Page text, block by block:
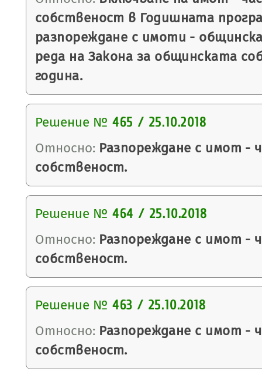
собственост в Годишната
разпореждане с имоти -
реда на Закона за общинската
година.
Решение № 465 / 25.10.2018
Относно: Разпореждане с имот -
собственост.
Решение № 464 / 25.10.2018
Относно: Разпореждане с имот -
собственост.
Решение № 463 / 25.10.2018
Относно: Разпореждане с имот -
собственост.